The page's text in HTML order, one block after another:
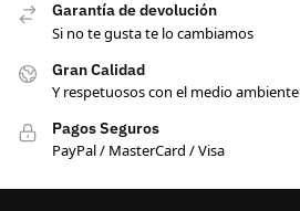
Garantía de devolución
Si no te gusta te lo cambiamos
Gran Calidad
Y respetuosos con el medio ambiente
Pagos Seguros
PayPal / MasterCard / Visa